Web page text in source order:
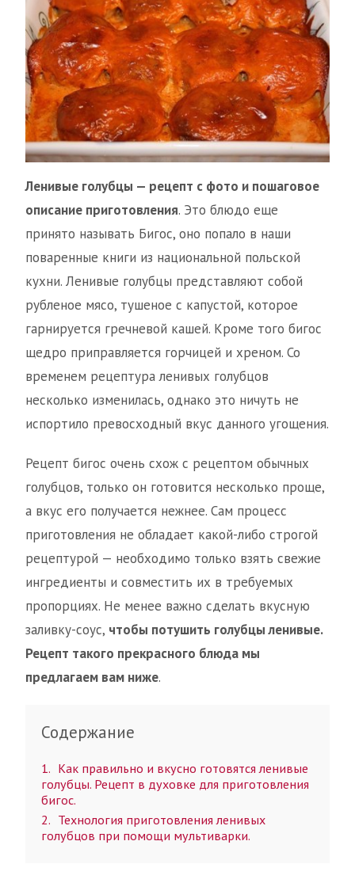
Ленивые голубцы — рецепт с фото и пошаговое
описание приготовления. Это блюдо еще
принято называть Бигос, оно попало в наши
поваренные книги из национальной польской
кухни. Ленивые голубцы представляют собой
рубленое мясо, тушеное с капустой, которое
гарнируется гречневой кашей. Кроме того бигос
щедро приправляется горчицей и хреном. Со
временем рецептура ленивых голубцов
несколько изменилась, однако это ничуть не
испортило превосходный вкус данного угощения.
Рецепт бигос очень схож с рецептом обычных
голубцов, только он готовится несколько проще,
а вкус его получается нежнее. Сам процесс
приготовления не обладает какой-либо строгой
рецептурой — необходимо только взять свежие
ингредиенты и совместить их в требуемых
пропорциях. Не менее важно сделать вкусную
заливку-соус, чтобы потушить голубцы ленивые.
Рецепт такого прекрасного блюда мы
предлагаем вам ниже.
Содержание
1
Как правильно и вкусно готовятся ленивые
голубцы. Рецепт в духовке для приготовления
бигос.
2
Технология приготовления ленивых
голубцов при помощи мультиварки.